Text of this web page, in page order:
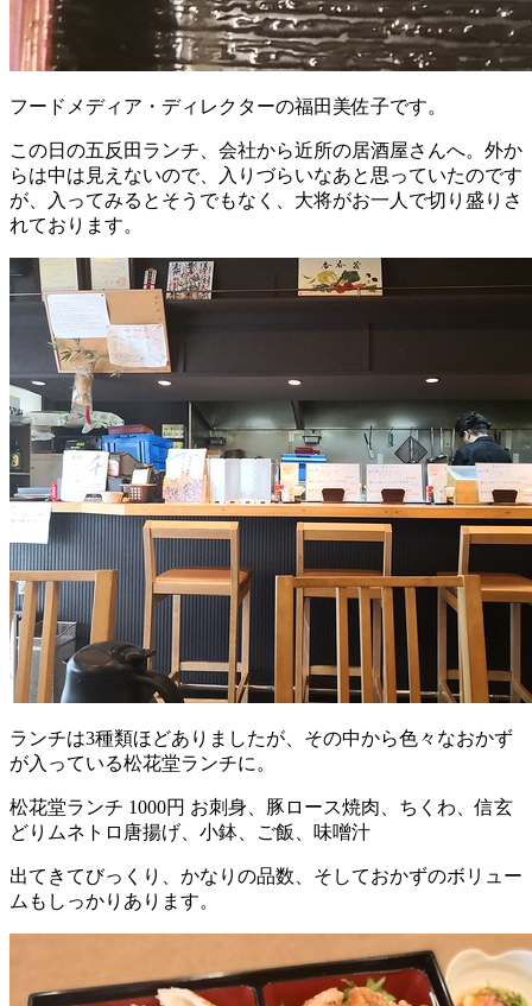
フードメディア・ディレクターの福田美佐子です。
この日の五反田ランチ、会社から近所の居酒屋さんへ。外か
らは中は見えないので、入りづらいなあと思っていたのです
が、入ってみるとそうでもなく、大将がお一人で切り盛りさ
れております。
ランチは3種類ほどありましたが、その中から色々なおかず
が入っている松花堂ランチに。
松花堂ランチ 1000円 お刺身、豚ロース焼肉、ちくわ、信玄
どりムネトロ唐揚げ、小鉢、ご飯、味噌汁
出てきてびっくり、かなりの品数、そしておかずのボリュー
ムもしっかりあります。